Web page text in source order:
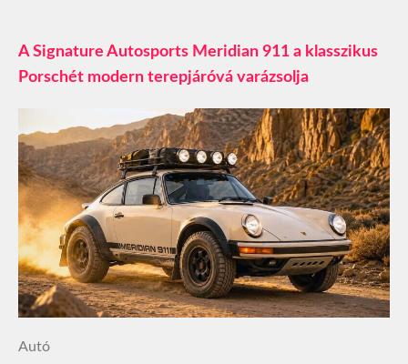
A Signature Autosports Meridian 911 a klasszikus
Porschét modern terepjáróvá varázsolja
Autó